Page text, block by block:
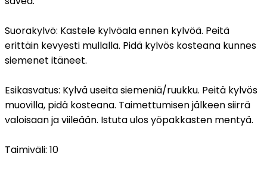
Suorakylvö: Kastele kylvöala ennen kylvöä. Peitä
erittäin kevyesti mullalla. Pidä kylvös kosteana kunnes
siemenet itäneet.
Esikasvatus: Kylvä useita siemeniä/ruukku. Peitä kylvös
muovilla, pidä kosteana. Taimettumisen jälkeen siirrä
valoisaan ja viileään. Istuta ulos yöpakkasten mentyä.
Taimiväli: 10